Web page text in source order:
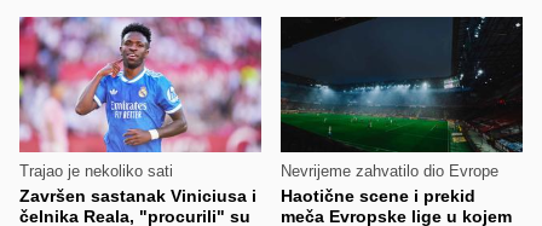
Trajao je nekoliko sati
Završen sastanak Viniciusa i
čelnika Reala, "procurili" su
Nevrijeme zahvatilo dio Evrope
Haotične scene i prekid
meča Evropske lige u kojem